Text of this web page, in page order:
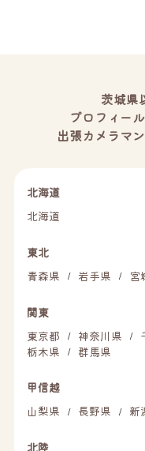
茨城県
プロフィー
出張カメラマ
北海道
北海道
東北
青森県
/ 岩手県 / 宮
関東
東京都
/ 神奈川県 /
栃木県 / 群馬県
甲信越
山梨県
/ 長野県 / 新
北陸